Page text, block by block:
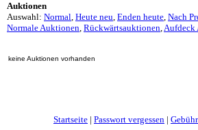
Auktionen
Auswahl: Normal, Heute neu, Enden heute, Nach
Normale Auktionen, Rückwärtsauktionen,Aufdeck
keine Auktionen vorhanden
Startseite | Passwort vergessen |